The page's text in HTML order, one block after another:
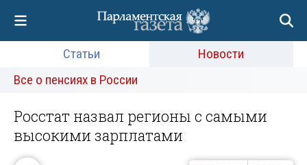
Статьи
Новости
Все о пенсиях в России
Росстат назвал регионы с самыми
высокими зарплатами